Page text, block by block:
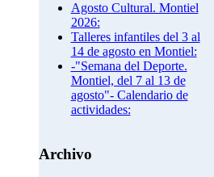
Agosto Cultural. Montiel
2026:
Talleres infantiles del 3 al
14 de agosto en Montiel:
-"Semana del Deporte.
Montiel, del 7 al 13 de
agosto"- Calendario de
actividades:
Archivo